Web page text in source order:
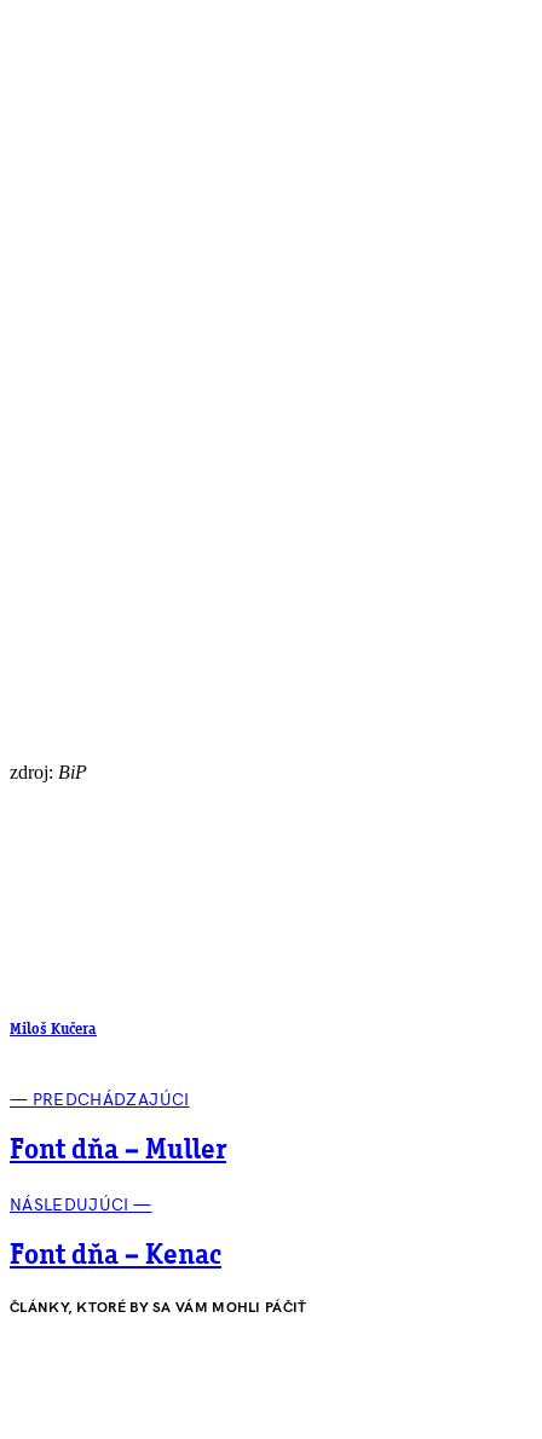
zdroj: BiP
Miloš Kučera
— PREDCHÁDZAJÚCI
Font dňa – Muller
NÁSLEDUJÚCI —
Font dňa – Kenac
ČLÁNKY, KTORÉ BY SA VÁM MOHLI PÁČIŤ